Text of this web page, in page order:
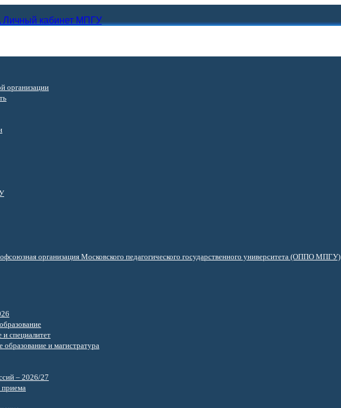
Личный кабинет МПГУ
организации
организация Московского педагогического государственного университета (ОППО МПГУ)
и специалитет
и магистратура
– 2026/27
приема